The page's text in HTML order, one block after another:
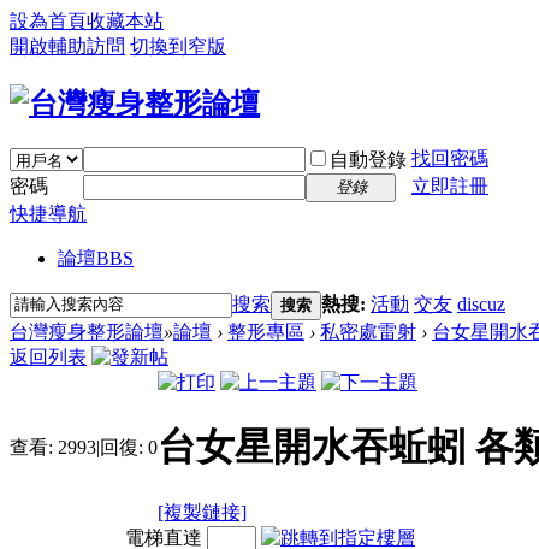
設為首頁收藏本站
開啟輔助訪問 切換到窄版
自動登錄 找回密碼
密碼
登錄
立即註冊
快捷導航
論壇BBS
搜索 搜索 熱搜: 活動 交友 discuz
台灣瘦身整形論壇»論壇 › 整形專區 › 私密處雷射 › 台女星開水
返回列表
查看: 2993|回復: 0台女星開水吞蚯蚓 各
[複製鏈接]
電梯直達